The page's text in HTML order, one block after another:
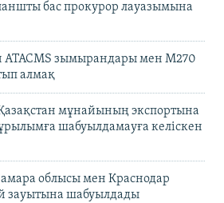
бас прокурор лауазымына
зымырандары мен M270
алмақ
мұнайының экспортына
шабуылдамауға келіскен
облысы мен Краснодар
зауытына шабуылдады